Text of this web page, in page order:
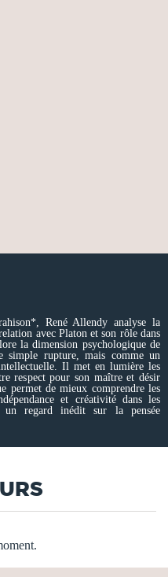
René Allendy analyse la
avec Platon et son rôle dans
la dimension psychologique de
simple rupture, mais comme un
Il met en lumière les
respect pour son maître et désir
permet de mieux comprendre les
et créativité dans les
regard inédit sur la pensée